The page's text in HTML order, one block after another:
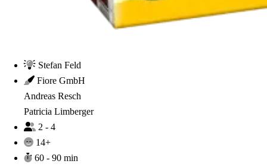
Stefan Feld
Fiore GmbH
Andreas Resch
Patricia Limberger
2 - 4
14+
60 - 90 min